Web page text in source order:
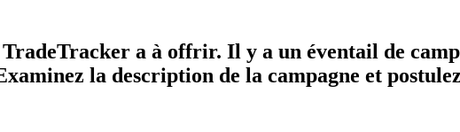
a à offrir. Il y a un éventail de
la description de la campagne et